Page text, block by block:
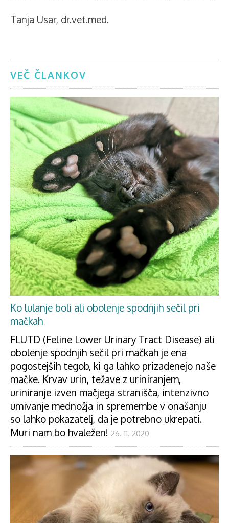
Tanja Usar, dr.vet.med.
VEČ ČLANKOV
Ko lulanje boli ali obolenje spodnjih sečil pri
mačkah
FLUTD (Feline Lower Urinary Tract Disease) ali
obolenje spodnjih sečil pri mačkah je ena
pogostejših tegob, ki ga lahko prizadenejo naše
mačke. Krvav urin, težave z uriniranjem,
uriniranje izven mačjega stranišča, intenzivno
umivanje mednožja in spremembe v onašanju
so lahko pokazatelj, da je potrebno ukrepati.
Muri nam bo hvaležen! 26. 11. 2020